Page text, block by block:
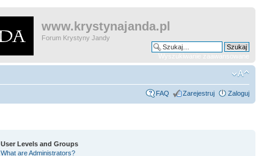
www.krystynajanda.pl
Forum Krystyny Jandy
FAQ Zarejestruj Zaloguj
User Levels and Groups
What are Administrators?